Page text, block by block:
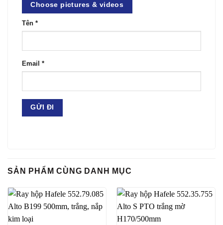
Choose pictures & videos
Tên *
Email *
SẢN PHẨM CÙNG DANH MỤC